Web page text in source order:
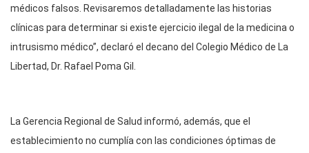
médicos falsos. Revisaremos detalladamente las historias
clínicas para determinar si existe ejercicio ilegal de la medicina o
intrusismo médico”, declaró el decano del Colegio Médico de La
Libertad, Dr. Rafael Poma Gil.
La Gerencia Regional de Salud informó, además, que el
establecimiento no cumplía con las condiciones óptimas de